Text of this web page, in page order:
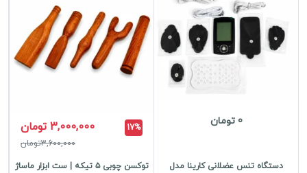
0 تومان
دستگاه تنس عضلانی کارینا مدل
17% 3,000,000 تومان
3,600,000تومان
توکسن چوبی ۵ تیکه | ست ابزار ماساژ